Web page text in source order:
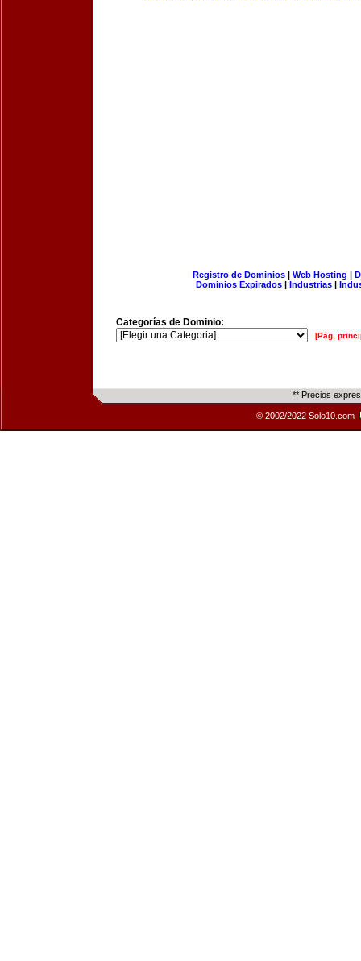
Registro de Dominios| Web Hosting |
Dominios Expirados | Industrias |
Categorías de Dominio:
[Pág.
** Precios
© 2002/2022 Solo10.com